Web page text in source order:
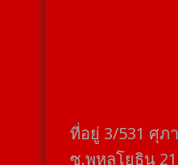
ที่อยู่​ 3/531​ ศุภ
ซ.พหลโยธิน​